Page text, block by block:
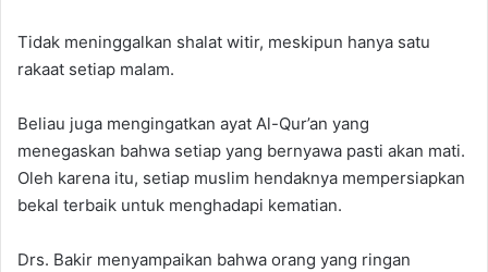
Tidak meninggalkan shalat witir, meskipun hanya satu
rakaat setiap malam.
Beliau juga mengingatkan ayat Al-Qur’an yang
menegaskan bahwa setiap yang bernyawa pasti akan mati.
Oleh karena itu, setiap muslim hendaknya mempersiapkan
bekal terbaik untuk menghadapi kematian.
Drs. Bakir menyampaikan bahwa orang yang ringan